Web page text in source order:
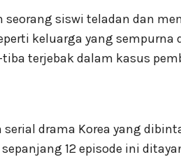
seorang siswi teladan dan
keluarga yang sempurna
terjebak dalam kasus
serial drama Korea yang
12 episode ini